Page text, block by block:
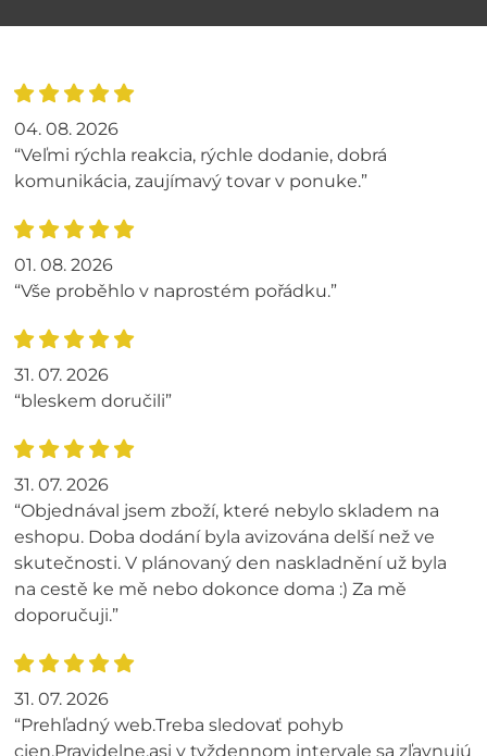
04. 08. 2026
“Veľmi rýchla reakcia, rýchle dodanie, dobrá
komunikácia, zaujímavý tovar v ponuke.”
01. 08. 2026
“Vše proběhlo v naprostém pořádku.”
31. 07. 2026
“bleskem doručili”
31. 07. 2026
“Objednával jsem zboží, které nebylo skladem na
eshopu. Doba dodání byla avizována delší než ve
skutečnosti. V plánovaný den naskladnění už byla
na cestě ke mě nebo dokonce doma :) Za mě
doporučuji.”
31. 07. 2026
“Prehľadný web.Treba sledovať pohyb
cien.Pravidelne,asi v tyždennom intervale sa zľavnujú